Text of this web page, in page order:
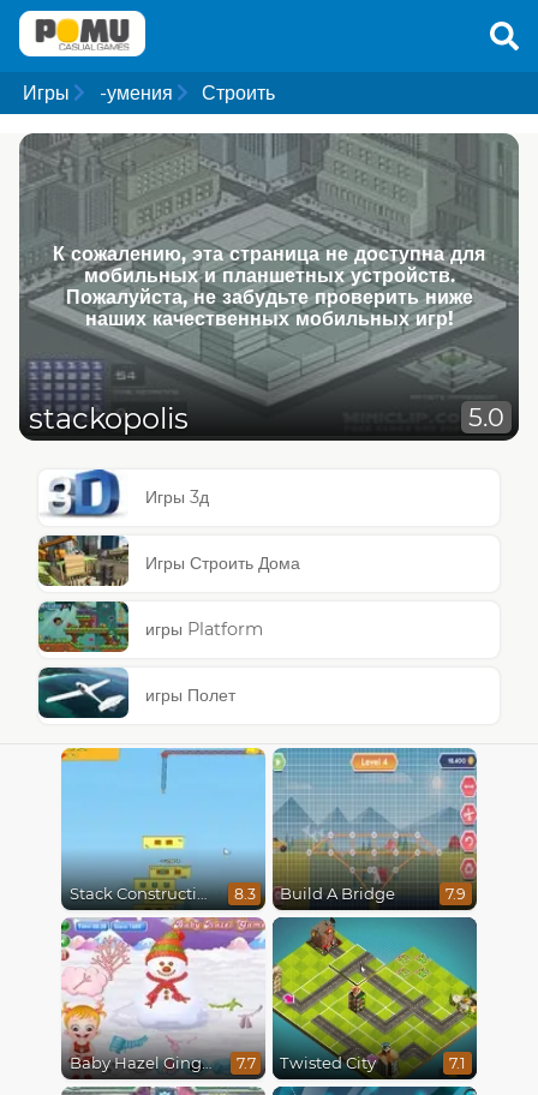
Игры -умения Строить
К сожалению, эта страница не доступна для
мобильных и планшетных устройств.
Пожалуйста, не забудьте проверить ниже
наших качественных мобильных игр!
stackopolis 5.0
Игры 3д
Игры Строить Дома
игры Platform
игры Полет
Stack Construction 8.3 Build A Bridge 7.9
Baby Hazel Gingerbread House 7.7 Twisted City 7.1